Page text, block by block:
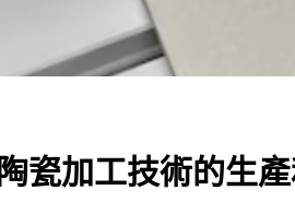
陶瓷加工技術的生